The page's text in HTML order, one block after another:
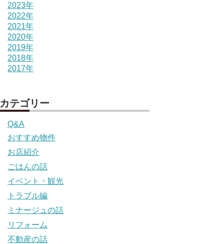
2023年
2022年
2021年
2020年
2019年
2018年
2017年
カテゴリー
Q&A
おすすめ物件
お店紹介
ごはんの話
イベント・観光
トラブル編
ミナージュの話
リフォーム
不動産の話